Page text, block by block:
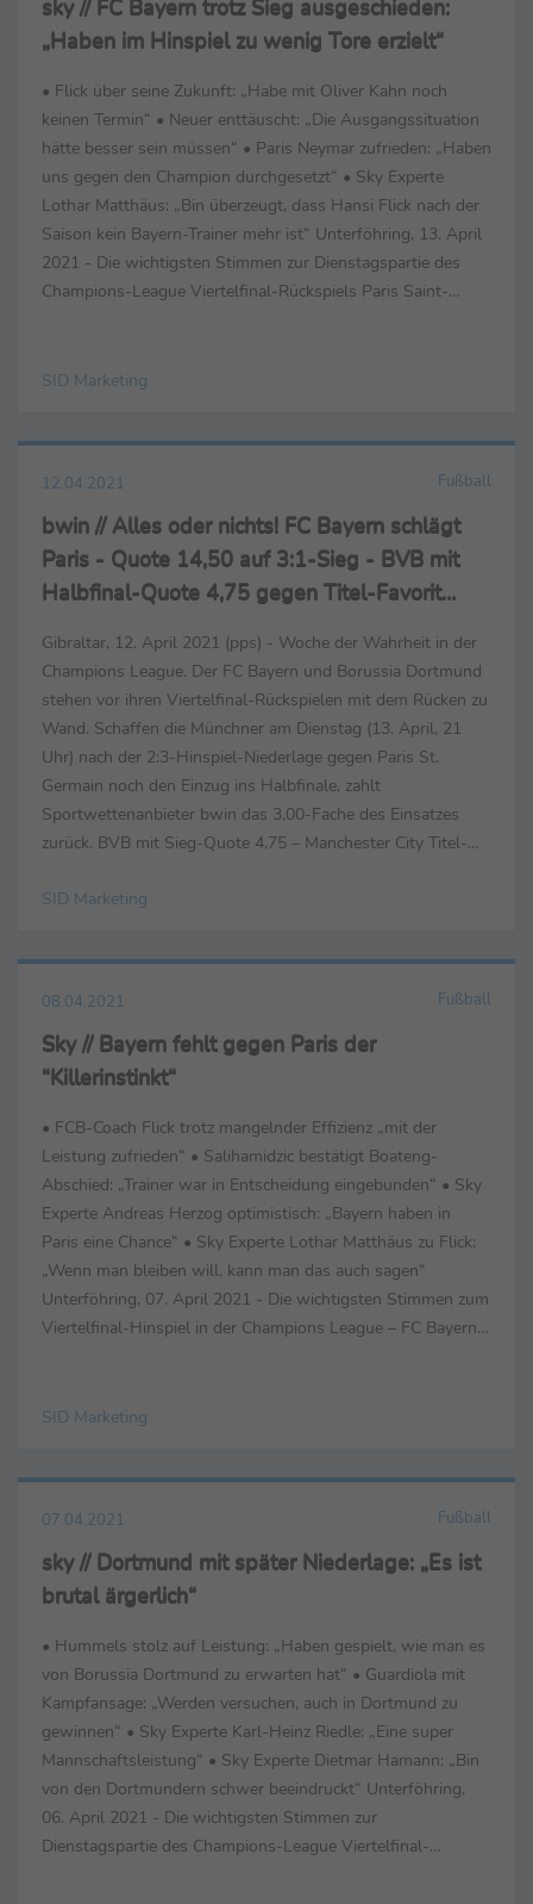
sky // FC Bayern trotz Sieg ausgeschieden:
„Haben im Hinspiel zu wenig Tore erzielt“
• Flick über seine Zukunft: „Habe mit Oliver Kahn noch
keinen Termin“ • Neuer enttäuscht: „Die Ausgangssituation
hätte besser sein müssen“ • Paris Neymar zufrieden: „Haben
uns gegen den Champion durchgesetzt“ • Sky Experte
Lothar Matthäus: „Bin überzeugt, dass Hansi Flick nach der
Saison kein Bayern-Trainer mehr ist“ Unterföhring, 13. April
2021 - Die wichtigsten Stimmen zur Dienstagspartie des
Champions-League Viertelfinal-Rückspiels Paris Saint-
SID Marketing
12.04.2021 Fußball
bwin // Alles oder nichts! FC Bayern schlägt
Paris - Quote 14,50 auf 3:1-Sieg - BVB mit
Halbfinal-Quote 4,75 gegen Titel-Favorit
Gibraltar, 12. April 2021 (pps) - Woche der Wahrheit in der
Champions League. Der FC Bayern und Borussia Dortmund
stehen vor ihren Viertelfinal-Rückspielen mit dem Rücken zu
Wand. Schaffen die Münchner am Dienstag (13. April, 21
Uhr) nach der 2:3-Hinspiel-Niederlage gegen Paris St.
Germain noch den Einzug ins Halbfinale, zahlt
Sportwettenanbieter bwin das 3,00-Fache des Einsatzes
zurück. BVB mit Sieg-Quote 4,75 – Manchester City Titel-
SID Marketing
08.04.2021 Fußball
Sky // Bayern fehlt gegen Paris der
“Killerinstinkt“
• FCB-Coach Flick trotz mangelnder Effizienz „mit der
Leistung zufrieden“ • Salihamidzic bestätigt Boateng-
Abschied: „Trainer war in Entscheidung eingebunden“ • Sky
Experte Andreas Herzog optimistisch: „Bayern haben in
Paris eine Chance“ • Sky Experte Lothar Matthäus zu Flick:
„Wenn man bleiben will, kann man das auch sagen“
Unterföhring, 07. April 2021 - Die wichtigsten Stimmen zum
Viertelfinal-Hinspiel in der Champions League – FC Bayern
SID Marketing
07.04.2021 Fußball
sky // Dortmund mit später Niederlage: „Es ist
brutal ärgerlich“
• Hummels stolz auf Leistung: „Haben gespielt, wie man es
von Borussia Dortmund zu erwarten hat“ • Guardiola mit
Kampfansage: „Werden versuchen, auch in Dortmund zu
gewinnen“ • Sky Experte Karl-Heinz Riedle: „Eine super
Mannschaftsleistung“ • Sky Experte Dietmar Hamann: „Bin
von den Dortmundern schwer beeindruckt“ Unterföhring,
06. April 2021 - Die wichtigsten Stimmen zur
Dienstagspartie des Champions-League Viertelfinal-